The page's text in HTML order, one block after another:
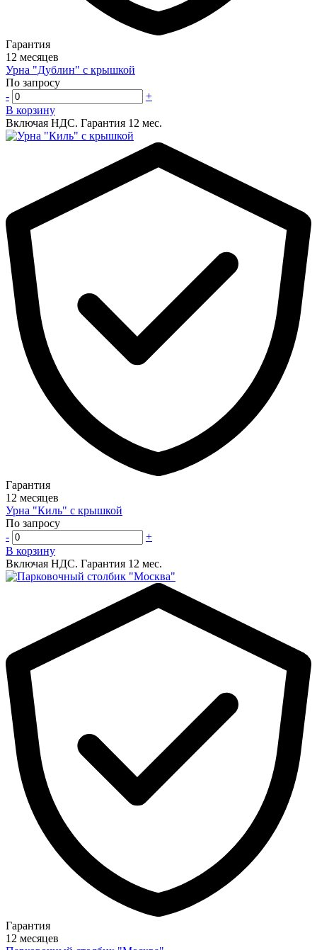
Гарантия
12 месяцев
Урна "Дублин" с крышкой
По запросу
-
+
В корзину
Включая НДС. Гарантия 12 мес.
Гарантия
12 месяцев
Урна "Киль" с крышкой
По запросу
-
+
В корзину
Включая НДС. Гарантия 12 мес.
Гарантия
12 месяцев